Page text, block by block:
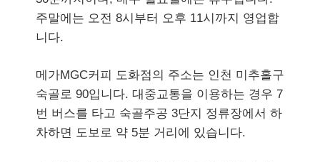
주말에는 오전 8시부터 오후 11시까지 영업합
니다.
메가MGC커피 도화점의 주소는 인천 미추홀구
숙골로 90입니다. 대중교통을 이용하는 경우 7
번 버스를 타고 숙골주공 3단지 정류장에서 하
차하면 도보로 약 5분 거리에 있습니다.